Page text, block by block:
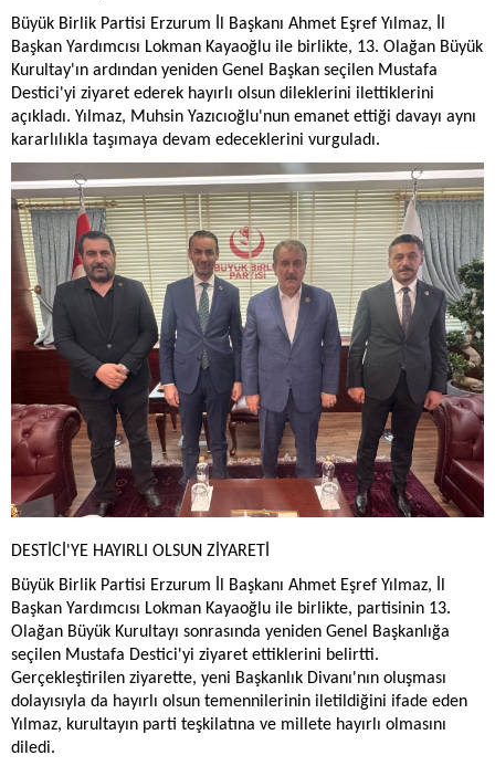
Büyük Birlik Partisi Erzurum İl Başkanı Ahmet Eşref Yılmaz, İl
Başkan Yardımcısı Lokman Kayaoğlu ile birlikte, 13. Olağan Büyük
Kurultay'ın ardından yeniden Genel Başkan seçilen Mustafa
Destici'yi ziyaret ederek hayırlı olsun dileklerini ilettiklerini
açıkladı. Yılmaz, Muhsin Yazıcıoğlu'nun emanet ettiği davayı aynı
kararlılıkla taşımaya devam edeceklerini vurguladı.
DESTİCİ'YE HAYIRLI OLSUN ZİYARETİ
Büyük Birlik Partisi Erzurum İl Başkanı Ahmet Eşref Yılmaz, İl
Başkan Yardımcısı Lokman Kayaoğlu ile birlikte, partisinin 13.
Olağan Büyük Kurultayı sonrasında yeniden Genel Başkanlığa
seçilen Mustafa Destici'yi ziyaret ettiklerini belirtti.
Gerçekleştirilen ziyarette, yeni Başkanlık Divanı'nın oluşması
dolayısıyla da hayırlı olsun temennilerinin iletildiğini ifade eden
Yılmaz, kurultayın parti teşkilatına ve millete hayırlı olmasını
diledi.